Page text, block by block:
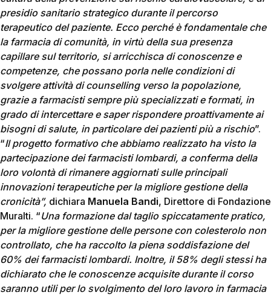
presidio sanitario strategico durante il percorso
terapeutico del paziente. Ecco perché è fondamentale che
la farmacia di comunità, in virtù della sua presenza
capillare sul territorio, si arricchisca di conoscenze e
competenze, che possano porla nelle condizioni di
svolgere attività di counselling verso la popolazione,
grazie a farmacisti sempre più specializzati e formati, in
grado di intercettare e saper rispondere proattivamente ai
bisogni di salute, in particolare dei pazienti più a rischio”.
“Il progetto formativo che abbiamo realizzato ha visto la
partecipazione dei farmacisti lombardi, a conferma della
loro volontà di rimanere aggiornati sulle principali
innovazioni terapeutiche per la migliore gestione della
cronicità”, dichiara Manuela Bandi, Direttore di Fondazione
Muralti. “Una formazione dal taglio spiccatamente pratico,
per la migliore gestione delle persone con colesterolo non
controllato, che ha raccolto la piena soddisfazione del
60% dei farmacisti lombardi. Inoltre, il 58% degli stessi ha
dichiarato che le conoscenze acquisite durante il corso
saranno utili per lo svolgimento del loro lavoro in farmacia